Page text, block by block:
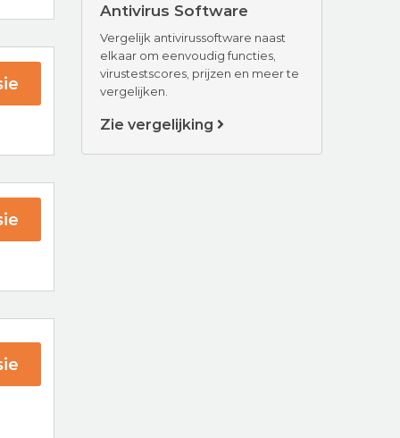
Antivirus Software
Vergelijk antivirussoftware naast
elkaar om eenvoudig functies,
virustestscores, prijzen en meer te
vergelijken.
Zie vergelijking